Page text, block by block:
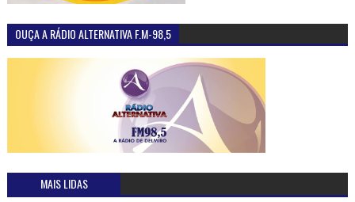
OUÇA A RÁDIO ALTERNATIVA F.M-98,5
MAIS LIDAS